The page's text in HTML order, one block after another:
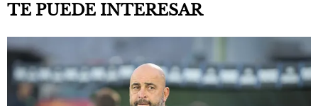
TE PUEDE INTERESAR